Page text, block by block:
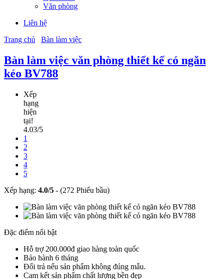
Văn phòng
Liên hệ
Trang chủ
Bàn làm việc
Bàn làm việc văn phòng thiết kế có ngăn
kéo BV788
Xếp
hạng
hiện
tại!
4.03/5
1
2
3
4
5
Xếp hạng: 4.0/5 - (272 Phiếu bầu)
Đặc điểm nổi bật
Hỗ trợ 200.000đ giao hàng toàn quốc
Bảo hành 6 tháng
Đổi trả nếu sản phẩm không đúng mẫu.
Cam kết sản phẩm chất lượng bền đẹp